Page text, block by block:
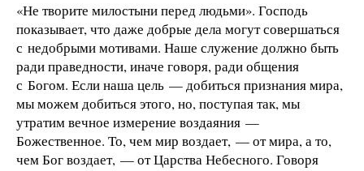
«Не творите милостыни перед людьми». Господь
показывает, что даже добрые дела могут совершаться
с недобрыми мотивами. Наше служение должно быть
ради праведности, иначе говоря, ради общения
с Богом. Если наша цель — добиться признания мира,
мы можем добиться этого, но, поступая так, мы
утратим вечное измерение воздаяния —
Божественное. То, чем мир воздает, — от мира, а то,
чем Бог воздает, — от Царства Небесного. Говоря